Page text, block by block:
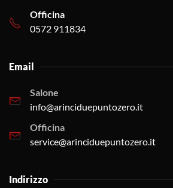
Officina
0572 911834
Email
Salone
info@arinciduepuntozero.it
Officina
service@arinciduepuntozero.it
Indirizzo